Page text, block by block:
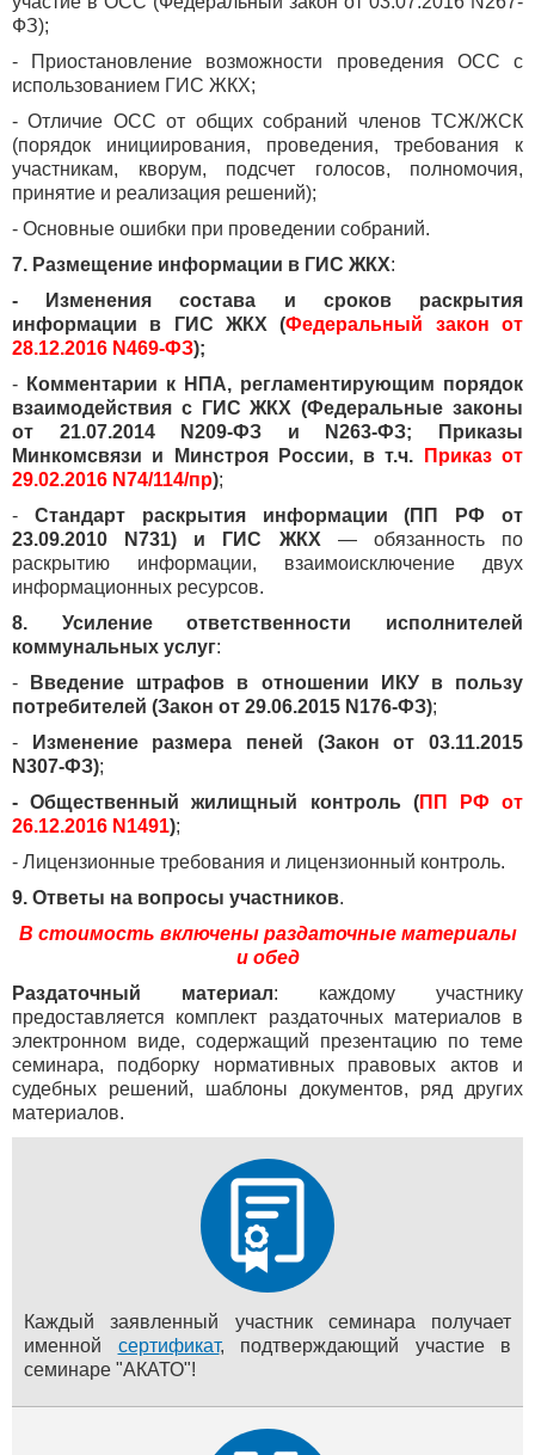
ФЗ);
- Приостановление возможности проведения ОСС с
использованием ГИС ЖКХ;
- Отличие ОСС от общих собраний членов ТСЖ/ЖСК
(порядок инициирования, проведения, требования к
участникам, кворум, подсчет голосов, полномочия,
принятие и реализация решений);
- Основные ошибки при проведении собраний.
7. Размещение информации в ГИС ЖКХ:
- Изменения состава и сроков раскрытия
информации в ГИС ЖКХ (Федеральный закон от
28.12.2016 N469-ФЗ);
- Комментарии к НПА, регламентирующим порядок
взаимодействия с ГИС ЖКХ (Федеральные законы
от 21.07.2014 N209-ФЗ и N263-ФЗ; Приказы
Минкомсвязи и Минстроя России, в т.ч.
Приказ от
29.02.2016 N74/114/пр);
- Стандарт раскрытия информации (ПП РФ от
23.09.2010 N731) и ГИС ЖКХ — обязанность по
раскрытию информации, взаимоисключение двух
информационных ресурсов.
8. Усиление ответственности исполнителей
коммунальных услуг:
- Введение штрафов в отношении ИКУ в пользу
потребителей (Закон от 29.06.2015 N176-ФЗ);
- Изменение размера пеней (Закон от 03.11.2015
N307-ФЗ);
- Общественный жилищный контроль (ПП РФ от
26.12.2016 N1491);
- Лицензионные требования и лицензионный контроль.
9. Ответы на вопросы участников.
В стоимость включены раздаточные материалы
и обед
Раздаточный материал: каждому участнику
предоставляется комплект раздаточных материалов в
электронном виде, содержащий презентацию по теме
семинара, подборку нормативных правовых актов и
судебных решений, шаблоны документов, ряд других
материалов.
Каждый заявленный участник семинара получает
именной сертификат, подтверждающий участие в
семинаре "АКАТО"!